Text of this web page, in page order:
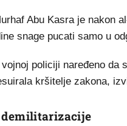
Abu Kasra je nakon
snage pucati samo u
policiji naređeno
kršitelje zakona,